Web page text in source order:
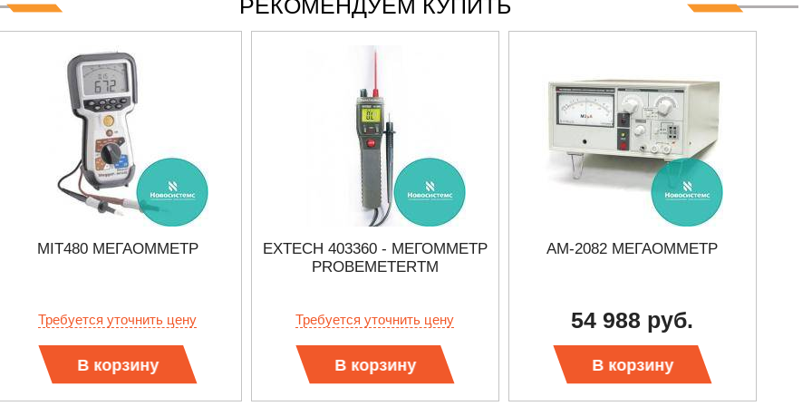
РЕКОМЕНДУЕМ КУПИТЬ
MIT480 МЕГАОММЕТР
Требуется уточнить цену
В корзину
EXTECH 403360 - МЕГОММЕТР
PROBEMETERTM
Требуется уточнить цену
В корзину
АМ-2082 МЕГАОММЕТР
54 988 руб.
В корзину